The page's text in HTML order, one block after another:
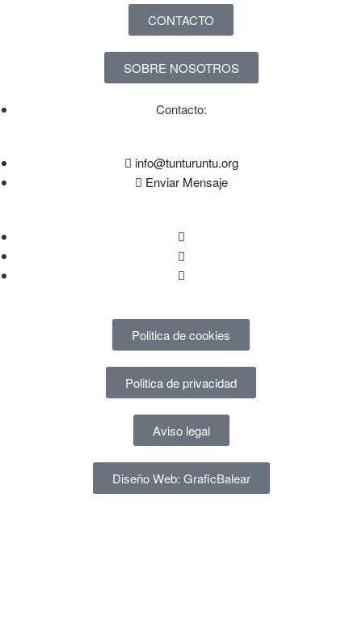
CONTACTO
SOBRE NOSOTROS
Contacto:
info@tunturuntu.org
Enviar Mensaje
Politica de cookies
Politica de privacidad
Aviso legal
Diseño Web: GraficBalear